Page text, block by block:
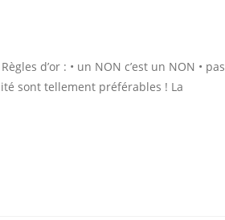
d’or : • un NON c’est un NON • pas
sont tellement préférables ! La